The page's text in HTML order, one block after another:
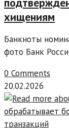
хищениям
Банкноты
фото Банк
0 Comments
20.02.2026